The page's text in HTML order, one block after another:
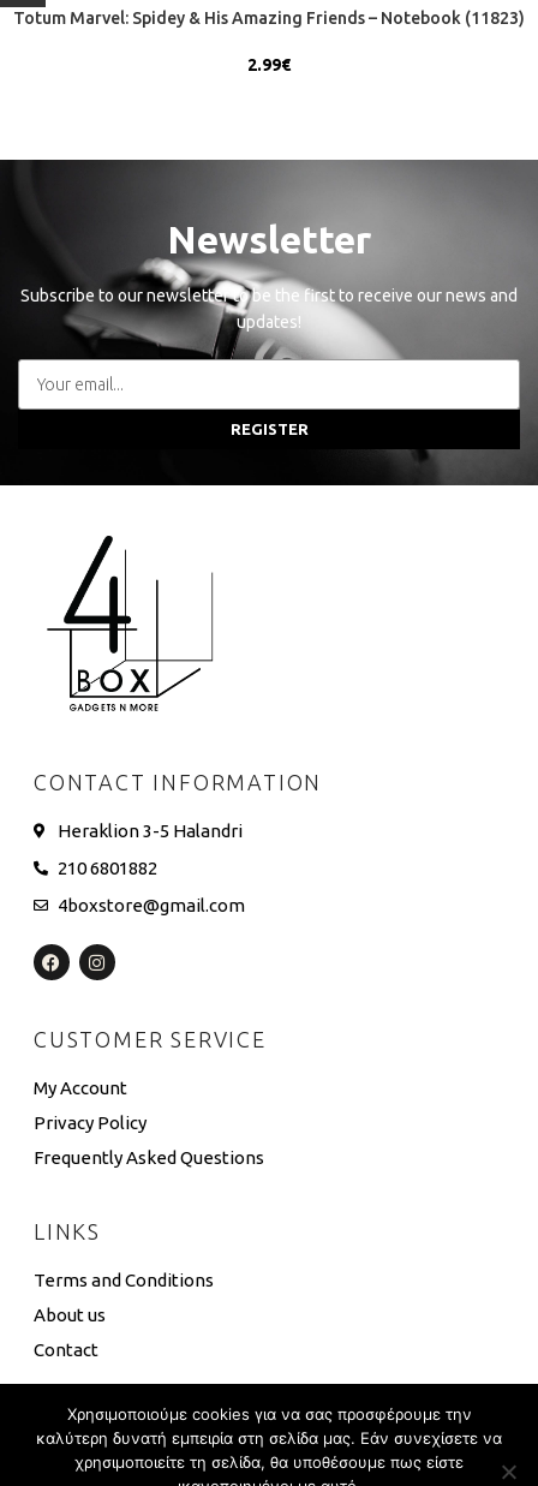
Totum Marvel: Spidey & His Amazing Friends – Notebook (11823)
2.99€
Newsletter
Subscribe to our newsletter to be the first to receive our news and
updates!
REGISTER
CONTACT INFORMATION
Heraklion 3-5 Halandri
210 6801882
4boxstore@gmail.com
CUSTOMER SERVICE
My Account
Privacy Policy
Frequently Asked Questions
LINKS
Terms and Conditions
About us
Contact
4 Box © Eshop Development Global Touch
Χρησιμοποιούμε cookies για να σας προσφέρουμε την
καλύτερη δυνατή εμπειρία στη σελίδα μας. Εάν συνεχίσετε να
χρησιμοποιείτε τη σελίδα, θα υποθέσουμε πως είστε